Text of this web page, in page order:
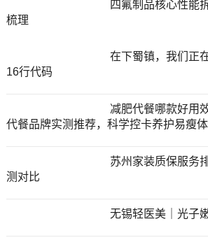
四氟制品核心性能
梳理
在下蜀镇，我们正
16行代码
减肥代餐哪款好用
代餐品牌实测推荐，科学控卡养护易瘦
苏州家装质保服务
测对比
无锡轻医美｜光子